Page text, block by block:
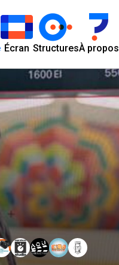
Écran StructuresÀ propos